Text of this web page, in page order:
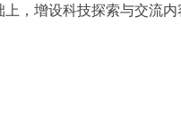
，增设科技探索与交流